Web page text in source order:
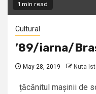
1 min read
Cultural
’89/iarna/
May 28, 2019 Nuta
țăcănitul mașinii de